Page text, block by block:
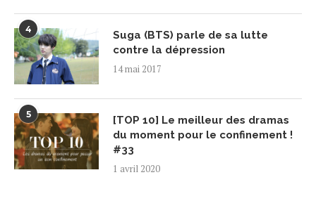
4
Suga (BTS) parle de sa lutte
contre la dépression
14 mai 2017
5
[TOP 10] Le meilleur des dramas
du moment pour le confinement !
#33
1 avril 2020